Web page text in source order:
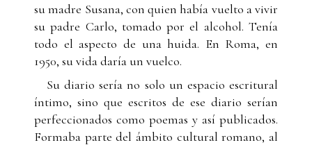
su madre Susana, con quien había vuelto a vivir
su padre Carlo, tomado por el alcohol. Tenía
todo el aspecto de una huida. En Roma, en
1950, su vida daría un vuelco.
Su diario sería no solo un espacio escritural
íntimo, sino que escritos de ese diario serían
perfeccionados como poemas y así publicados.
Formaba parte del ámbito cultural romano, al